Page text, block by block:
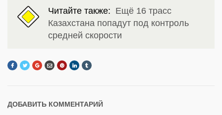
Читайте также: Ещё 16 трасс
Казахстана попадут под контроль
средней скорости
ДОБАВИТЬ КОММЕНТАРИЙ